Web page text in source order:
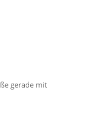
gerade mit